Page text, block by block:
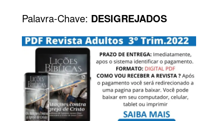
Palavra-Chave: DESIGREJADOS